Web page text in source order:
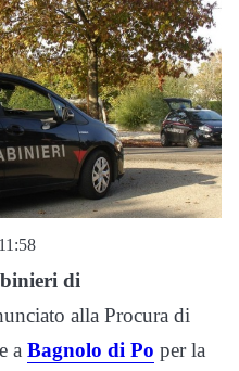
di
alla Procura di
a Bagnolo di Po per la